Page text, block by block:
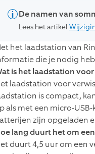
De namen van
Lees het artikel
het laadstation van
die je nodig
is het laadstation
laadstation voor
is compact,
als met een micro-
zijn opgeladen
lang duurt het om
duurt 4,5 uur om een